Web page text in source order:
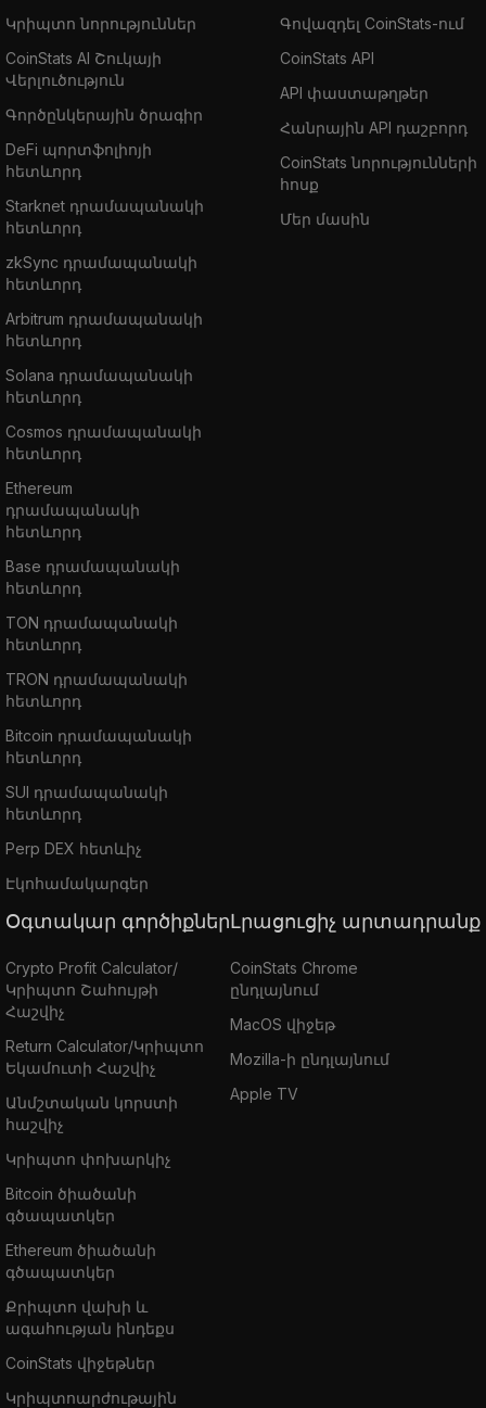
Կրիպտո նորություններ
CoinStats AI Շուկայի
Վերլուծություն
Գործընկերային ծրագիր
DeFi պորտֆոլիոյի
հետևորդ
Starknet դրամապանակի
հետևորդ
zkSync դրամապանակի
հետևորդ
Arbitrum դրամապանակի
հետևորդ
Solana դրամապանակի
հետևորդ
Cosmos դրամապանակի
հետևորդ
Ethereum
դրամապանակի
հետևորդ
Base դրամապանակի
հետևորդ
TON դրամապանակի
հետևորդ
TRON դրամապանակի
հետևորդ
Bitcoin դրամապանակի
հետևորդ
SUI դրամապանակի
հետևորդ
Perp DEX հետևիչ
Էկոհամակարգեր
Գովազդել CoinStats-ում
CoinStats API
API փաստաթղթեր
Հանրային API դաշբորդ
CoinStats նորությունների
հոսք
Մեր մասին
Օգտակար գործիքներ
Crypto Profit Calculator/
Կրիպտո Շահույթի
Հաշվիչ
Return Calculator/Կրիպտո
Եկամուտի Հաշվիչ
Անմշտական կորստի
հաշվիչ
Կրիպտո փոխարկիչ
Bitcoin ծիածանի
գծապատկեր
Ethereum ծիածանի
գծապատկեր
Քրիպտո վախի և
ագահության ինդեքս
CoinStats վիջեթներ
Կրիպտոարժութային
Լրացուցիչ արտադրանք
CoinStats Chrome
ընդլայնում
MacOS վիջեթ
Mozilla-ի ընդլայնում
Apple TV